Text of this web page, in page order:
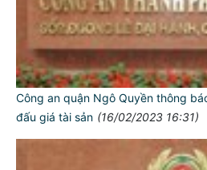
Công an quận Ngô Quyền thông
đấu giá tài sản (16/02/2023 16:31)